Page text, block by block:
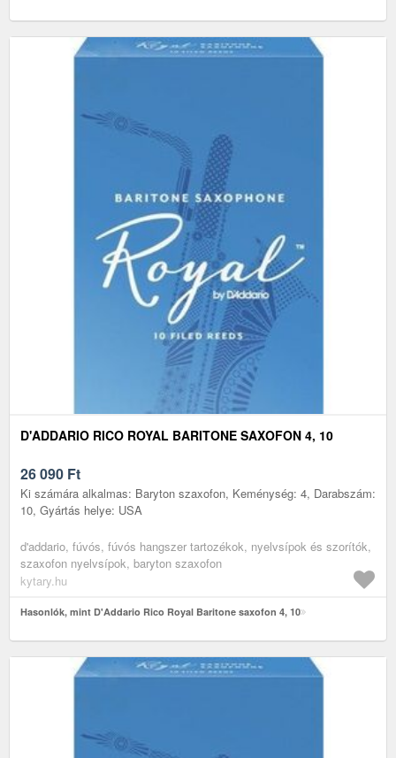
D'ADDARIO RICO ROYAL BARITONE SAXOFON 4, 10
26 090 Ft
Ki számára alkalmas: Baryton szaxofon, Keménység: 4, Darabszám:
10, Gyártás helye: USA
d'addario, fúvós, fúvós hangszer tartozékok, nyelvsípok és szorítók,
szaxofon nyelvsípok, baryton szaxofon
kytary.hu
Hasonlók, mint D'Addario Rico Royal Baritone saxofon 4, 10